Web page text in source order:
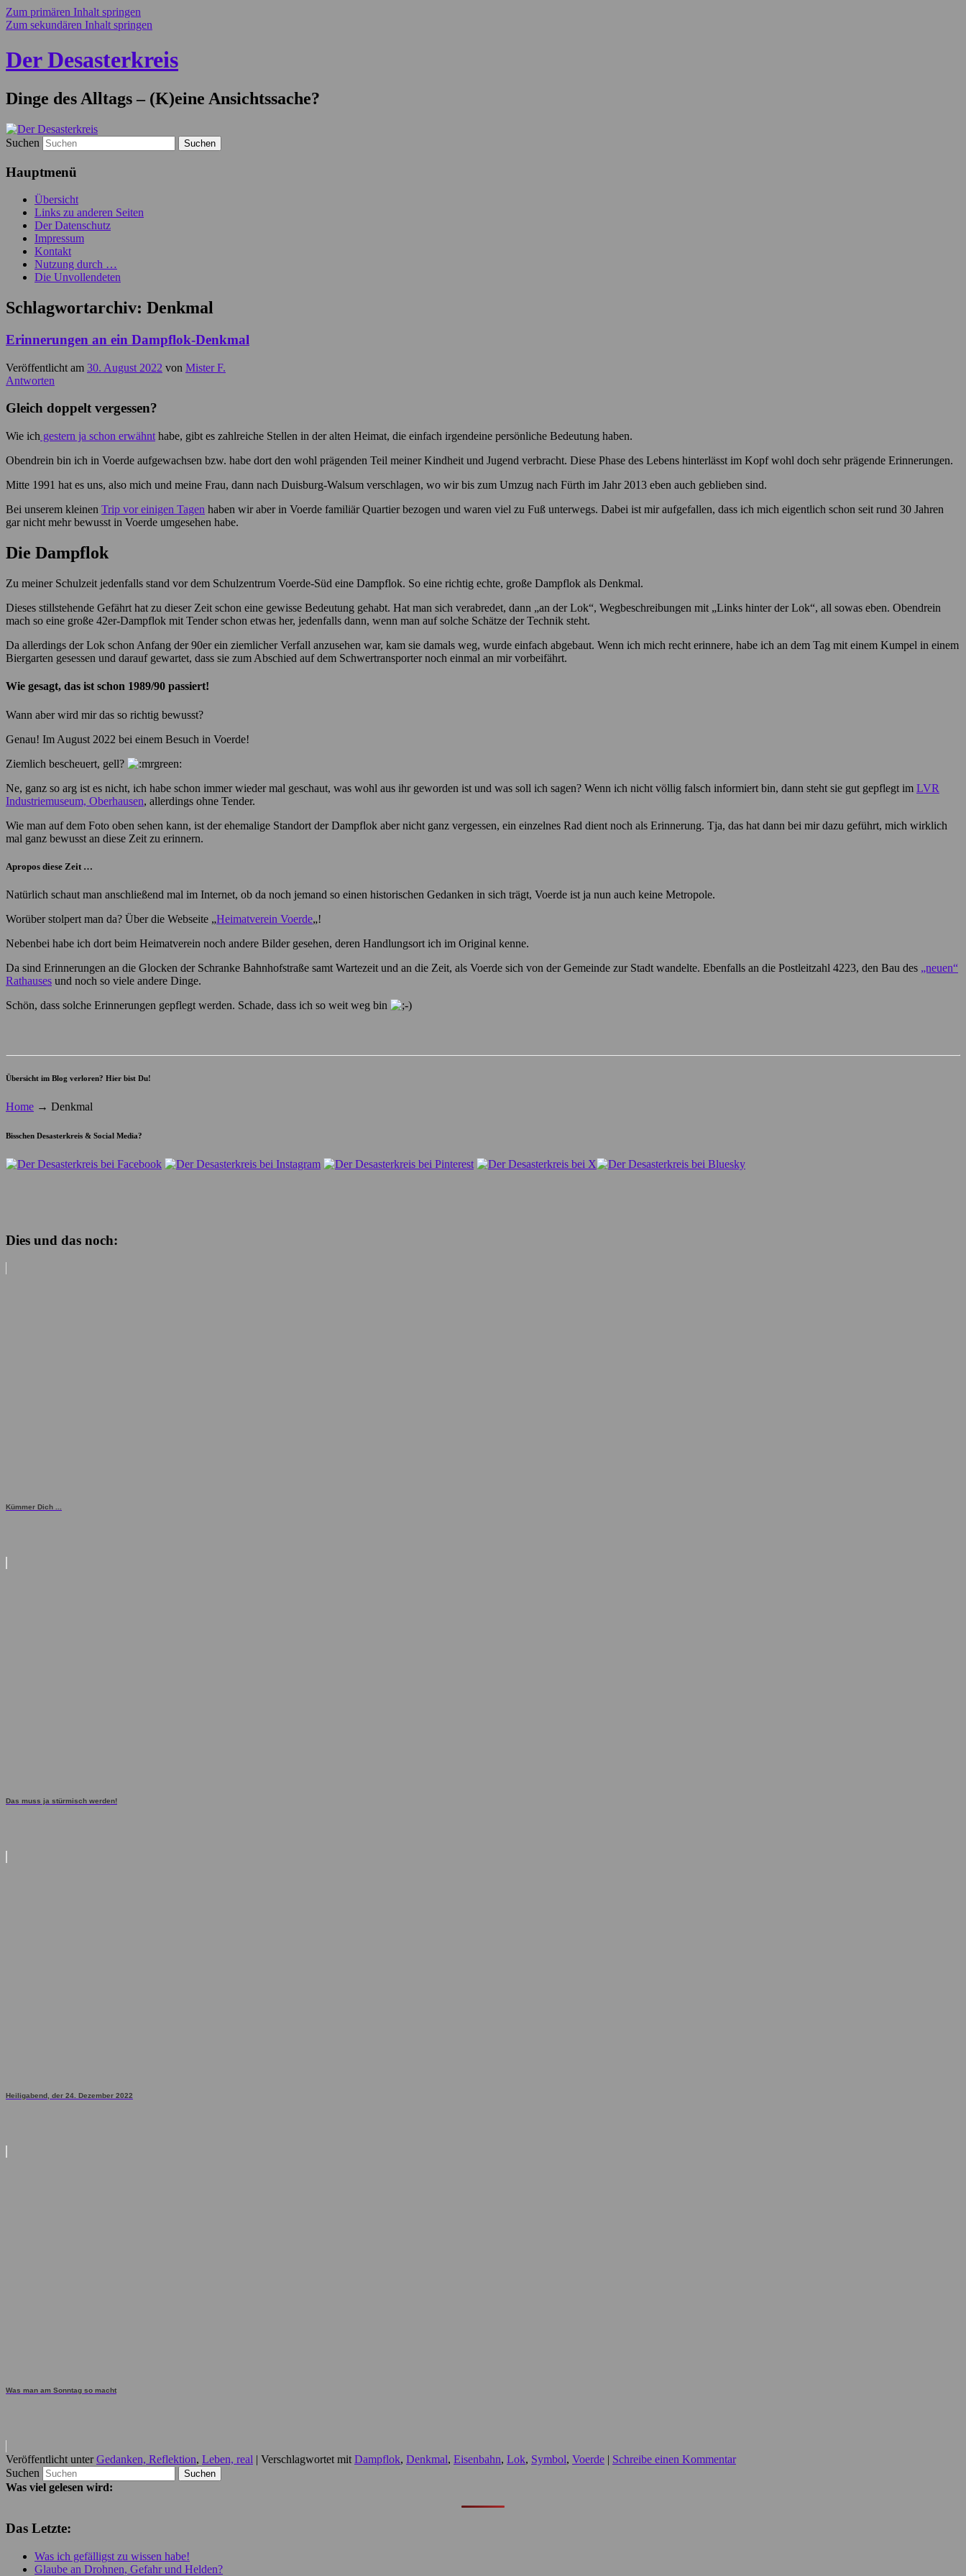
Zum primären Inhalt springen
Zum sekundären Inhalt springen
Der Desasterkreis
Dinge des Alltags – (K)eine Ansichtssache?
Suchen
Hauptmenü
Übersicht
Links zu anderen Seiten
Der Datenschutz
Impressum
Kontakt
Nutzung durch …
Die Unvollendeten
Schlagwortarchiv: Denkmal
Erinnerungen an ein Dampflok-Denkmal
Veröffentlicht am 30. August 2022 von Mister F.
Antworten
Gleich doppelt vergessen?
Wie ich gestern ja schon erwähnt habe, gibt es zahlreiche Stellen in der alten Heimat, die einfach irgendeine persönliche Bedeutung haben.
Obendrein bin ich in Voerde aufgewachsen bzw. habe dort den wohl prägenden Teil meiner Kindheit und Jugend verbracht. Diese Phase des Lebens hinterlässt im Kopf wohl doch sehr prägende Erinnerungen.
Mitte 1991 hat es uns, also mich und meine Frau, dann nach Duisburg-Walsum verschlagen, wo wir bis zum Umzug nach Fürth im Jahr 2013 eben auch geblieben sind.
Bei unserem kleinen Trip vor einigen Tagen haben wir aber in Voerde familiär Quartier bezogen und waren viel zu Fuß unterwegs. Dabei ist mir aufgefallen, dass ich mich eigentlich schon seit rund 30 Jahren
gar nicht mehr bewusst in Voerde umgesehen habe.
Die Dampflok
Zu meiner Schulzeit jedenfalls stand vor dem Schulzentrum Voerde-Süd eine Dampflok. So eine richtig echte, große Dampflok als Denkmal.
Dieses stillstehende Gefährt hat zu dieser Zeit schon eine gewisse Bedeutung gehabt. Hat man sich verabredet, dann „an der Lok“, Wegbeschreibungen mit „Links hinter der Lok“, all sowas eben. Obendrein
mach so eine große 42er-Dampflok mit Tender schon etwas her, jedenfalls dann, wenn man auf solche Schätze der Technik steht.
Da allerdings der Lok schon Anfang der 90er ein ziemlicher Verfall anzusehen war, kam sie damals weg, wurde einfach abgebaut. Wenn ich mich recht erinnere, habe ich an dem Tag mit einem Kumpel in einem
Biergarten gesessen und darauf gewartet, dass sie zum Abschied auf dem Schwertransporter noch einmal an mir vorbeifährt.
Wie gesagt, das ist schon 1989/90 passiert!
Wann aber wird mir das so richtig bewusst?
Genau! Im August 2022 bei einem Besuch in Voerde!
Ziemlich bescheuert, gell?
Ne, ganz so arg ist es nicht, ich habe schon immer wieder mal geschaut, was wohl aus ihr geworden ist und was soll ich sagen? Wenn ich nicht völlig falsch informiert bin, dann steht sie gut gepflegt im LVR
Industriemuseum, Oberhausen, allerdings ohne Tender.
Wie man auf dem Foto oben sehen kann, ist der ehemalige Standort der Dampflok aber nicht ganz vergessen, ein einzelnes Rad dient noch als Erinnerung. Tja, das hat dann bei mir dazu geführt, mich wirklich
mal ganz bewusst an diese Zeit zu erinnern.
Apropos diese Zeit …
Natürlich schaut man anschließend mal im Internet, ob da noch jemand so einen historischen Gedanken in sich trägt, Voerde ist ja nun auch keine Metropole.
Worüber stolpert man da? Über die Webseite „Heimatverein Voerde„!
Nebenbei habe ich dort beim Heimatverein noch andere Bilder gesehen, deren Handlungsort ich im Original kenne.
Da sind Erinnerungen an die Glocken der Schranke Bahnhofstraße samt Wartezeit und an die Zeit, als Voerde sich von der Gemeinde zur Stadt wandelte. Ebenfalls an die Postleitzahl 4223, den Bau des „neuen“
Rathauses und noch so viele andere Dinge.
Schön, dass solche Erinnerungen gepflegt werden. Schade, dass ich so weit weg bin
Übersicht im Blog verloren? Hier bist Du!
Home → Denkmal
Bisschen Desasterkreis & Social Media?
Dies und das noch:
Kümmer Dich ...
Das muss ja stürmisch werden!
Heiligabend, der 24. Dezember 2022
Was man am Sonntag so macht
Veröffentlicht unter Gedanken, Reflektion, Leben, real | Verschlagwortet mit Dampflok, Denkmal, Eisenbahn, Lok, Symbol, Voerde | Schreibe einen Kommentar
Suchen
Was viel gelesen wird:
Das Letzte:
Was ich gefälligst zu wissen habe!
Glaube an Drohnen, Gefahr und Helden?